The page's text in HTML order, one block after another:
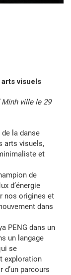
visuels
ville le 29
la danse
arts visuels,
et
de
d’énergie
nos origines et
dans
PENG dans un
un langage
se
exploration
parcours